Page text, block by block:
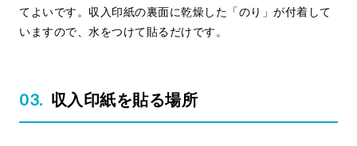
てよいです。収入印紙の裏面に乾燥した「のり」が付着して
いますので、水をつけて貼るだけです。
収入印紙を貼る場所